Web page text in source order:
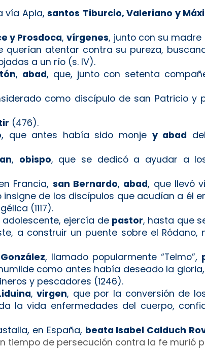
vía Apia,santos Tiburcio, Valeriano y
y Prosdoca,vírgenes, junto con su madre
atentar contra su pureza,
a un río (s. IV).
, abad, que, junto con setenta
como discípulo de san Patricio y
(476).
, que antes había sido monje y abad
, obispo, que se dedicó a ayudar a
Francia, san Bernardo, abad, que llevó
de los discípulos que acudían a él
(1117).
adolescente, ejercía de pastor, hasta que
a construir un puente sobre el Ródano,
González, llamado popularmente “Telmo”,
como antes había deseado la
y pescadores (1246).
,virgen, que por la conversión de
la vida enfermedades del cuerpo,
en España, beata Isabel Calduch
tiempo de persecución contra la fe murió